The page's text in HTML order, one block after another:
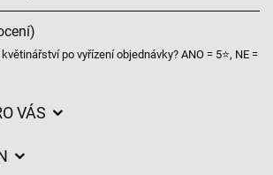
po vyřízení objednávky? ANO = 5⭐, NE =
VÁS